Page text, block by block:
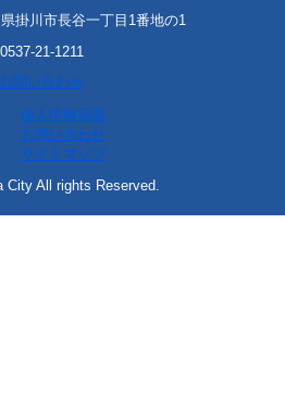
掛川市長谷一丁目1番地の1
0537-21-1211
お問い合わせ
個人情報保護
お問い合わせ
サイトマップ
City All rights Reserved.